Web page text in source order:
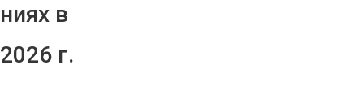
ниях в
2026 г.